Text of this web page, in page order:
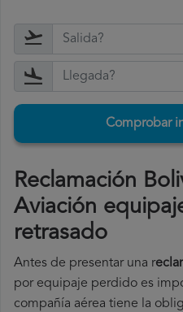
Comprobar
Reclamación
Aviación
retrasado
Antes de presentar una r
por equipaje perdido es
compañía aérea tiene la